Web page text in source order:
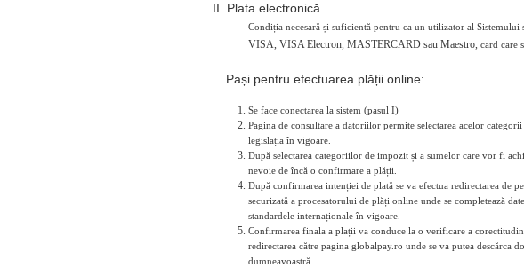
II. Plata electronică
Condiția necesară și suficientă pentru ca un utilizator al
VISA, VISA Electron, MASTERCARD sau Maestro, card care
Pași pentru efectuarea plății online:
Se face conectarea la sistem (pasul I)
Pagina de consultare a datoriilor permite selectarea acelor
legislația în vigoare.
După selectarea categoriilor de impozit și a sumelor care vor fi
nevoie de încă o confirmare a plății.
După confirmarea intenției de plată se va efectua redirectarea de
securizată a procesatorului de plăți online unde se completează
standardele internaționale în vigoare.
Confirmarea finala a plații va conduce la o verificare a
redirectarea către pagina globalpay.ro unde se va putea
dumneavoastră.